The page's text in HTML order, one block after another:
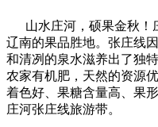
山水庄河，硕果金秋！
辽南的果品胜地。张庄线
和清冽的泉水滋养出了独
农家有机肥，天然的资源
着色好、果糖含量高、果
庄河张庄线旅游带。